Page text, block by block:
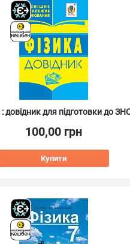
довідник для підготовки до
100,00 грн
Купити